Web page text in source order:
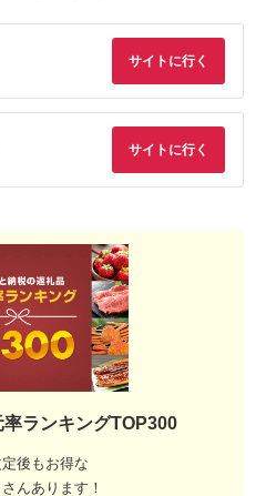
サイトに行く
サイトに行く
ランキングTOP300
後もお得な
んあります！